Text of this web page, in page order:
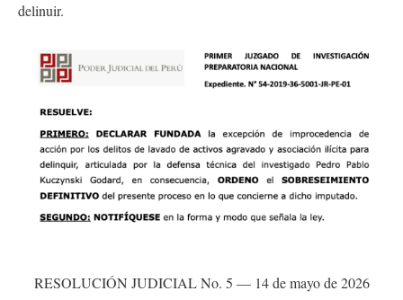
delinuir.
RESOLUCIÓN JUDICIAL No. 5 — 14 de mayo de 2026